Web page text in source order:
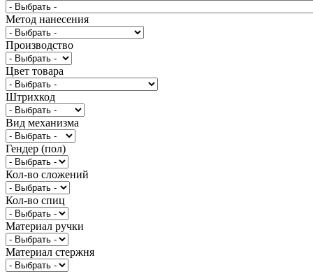
Метод нанесения
Производство
Цвет товара
Штрихкод
Вид механизма
Гендер (пол)
Кол-во сложений
Кол-во спиц
Материал ручки
Материал стержня